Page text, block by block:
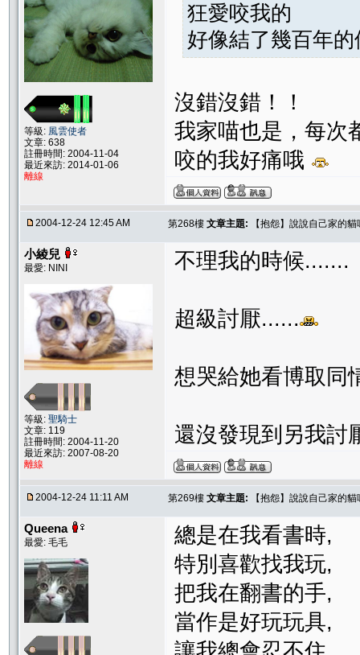
等級: 風雲使者
文章: 638
註冊時間: 2004-11-04
最近來訪: 2014-01-06
離線
狂愛咬我的
好像結了幾百年的
沒錯沒錯！！
我家喵也是，每次
咬的我好痛哦
2004-12-24 12:45 AM 第268樓 文章主題: 【抱怨】說說自己家的
小綾兒
最愛: NINI
等級: 聖騎士
文章: 119
註冊時間: 2004-11-20
最近來訪: 2007-08-20
離線
不理我的時候.......
超級討厭......
想哭給她看博取同
還沒發現到另我
2004-12-24 11:11 AM 第269樓 文章主題: 【抱怨】說說自己家的
Queena
最愛: 毛毛
總是在我看書時,
特別喜歡找我玩,
把我在翻書的手,
當作是好玩玩具,